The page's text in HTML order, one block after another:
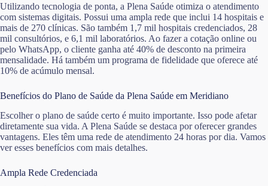
Utilizando tecnologia de ponta, a Plena Saúde otimiza o atendimento
com sistemas digitais. Possui uma ampla rede que inclui 14 hospitais e
mais de 270 clínicas. São também 1,7 mil hospitais credenciados, 28
mil consultórios, e 6,1 mil laboratórios. Ao fazer a cotação online ou
pelo WhatsApp, o cliente ganha até 40% de desconto na primeira
mensalidade. Há também um programa de fidelidade que oferece até
10% de acúmulo mensal.
Benefícios do Plano de Saúde da Plena Saúde em Meridiano
Escolher o plano de saúde certo é muito importante. Isso pode afetar
diretamente sua vida. A Plena Saúde se destaca por oferecer grandes
vantagens. Eles têm uma rede de atendimento 24 horas por dia. Vamos
ver esses benefícios com mais detalhes.
Ampla Rede Credenciada